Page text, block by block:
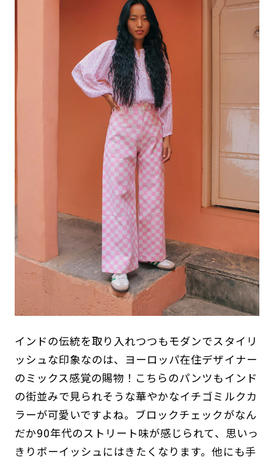
インドの伝統を取り入れつつもモダンでスタイリ
ッシュな印象なのは、ヨーロッパ在住デザイナー
のミックス感覚の賜物！こちらのパンツもインド
の街並みで見られそうな華やかなイチゴミルクカ
ラーが可愛いですよね。ブロックチェックがなん
だか90年代のストリート味が感じられて、思いっ
きりボーイッシュにはきたくなります。他にも手